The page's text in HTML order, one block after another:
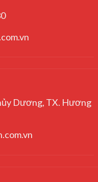
Dương, TX. Hương